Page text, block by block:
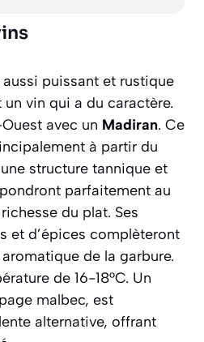
puissant et rustique
vin qui a du caractère.
avec un Madiran. Ce
à partir du
structure tannique et
parfaitement au
du plat. Ses
et d’épices complèteront
de la garbure.
de 16-18°C. Un
malbec, est
alternative, offrant